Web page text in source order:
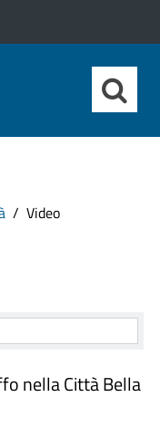
Video
nella Città Bella